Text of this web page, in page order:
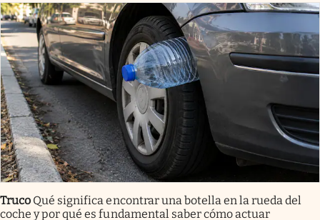
Truco Qué significa encontrar una botella en la rueda del
coche y por qué es fundamental saber cómo actuar